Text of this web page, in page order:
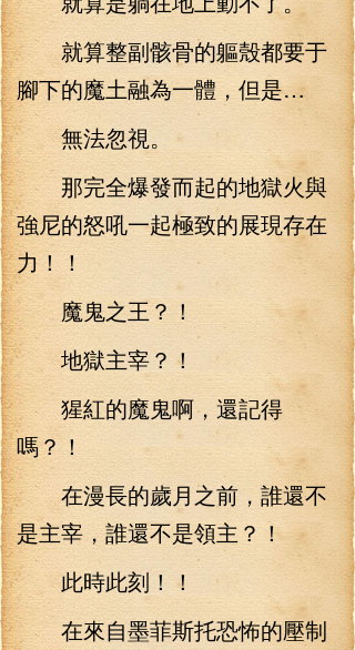
就算整副骸骨的軀殼都要于
腳下的魔土融為一體，但是…
無法忽視。
那完全爆發而起的地獄火與
強尼的怒吼一起極致的展現存在
力！！
魔鬼之王？！
地獄主宰？！
猩紅的魔鬼啊，還記得
嗎？！
在漫長的歲月之前，誰還不
是主宰，誰還不是領主？！
此時此刻！！
在來自墨菲斯托恐怖的壓制